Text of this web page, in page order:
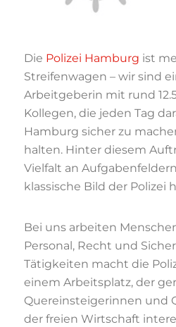
Die Polizei Hamburg ist
Streifenwagen – wir sind
Arbeitgeberin mit rund
Kollegen, die jeden Tag
Hamburg sicher zu
halten. Hinter diesem
Vielfalt an
klassische Bild der Polizei
Bei uns arbeiten
Personal, Recht und
Tätigkeiten macht die
einem Arbeitsplatz, der
Quereinsteigerinnen und
der freien Wirtschaft